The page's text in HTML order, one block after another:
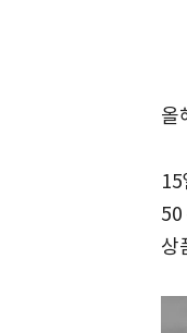
올
50
상